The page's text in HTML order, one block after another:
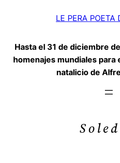
LE PERA POETA
Hasta el 31 de diciembre
homenajes mundiales para
natalicio de